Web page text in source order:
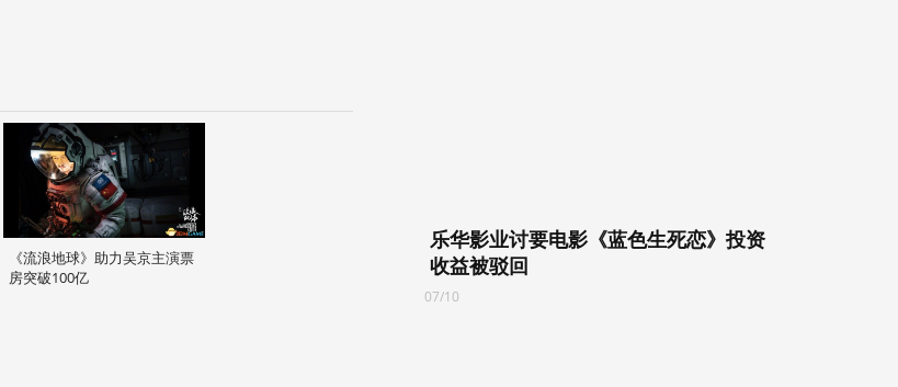
《流浪地球》助力吴京主演票
房突破100亿
乐华影业讨要电影《蓝色生死恋》投资
收益被驳回
07/10